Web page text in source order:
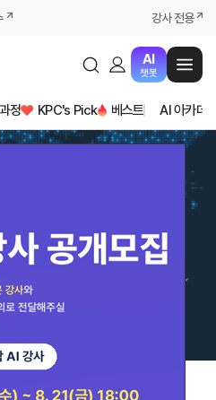
강사 전용
AI
챗봇
정 KPC's Pick 베스트 AI 아카데